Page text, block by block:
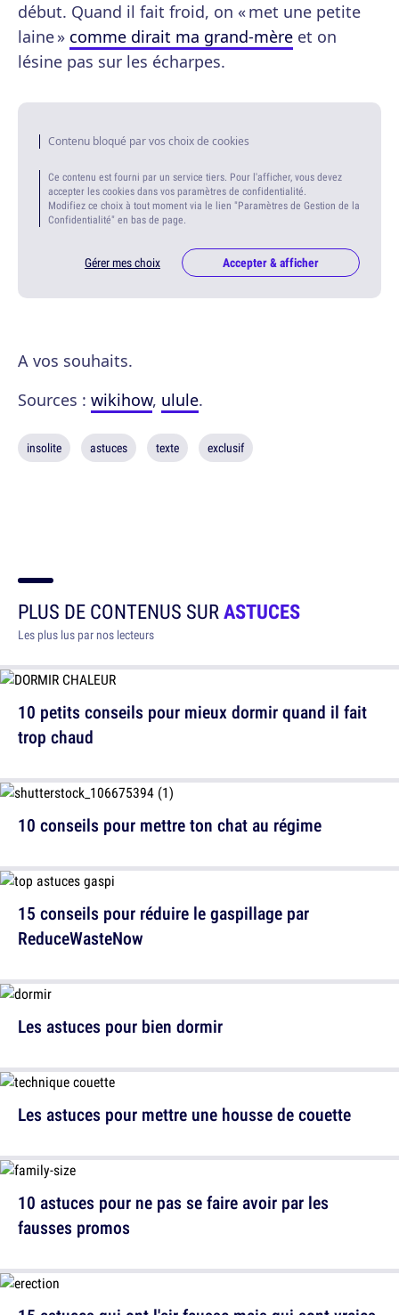
début. Quand il fait froid, on « met une petite
laine » comme dirait ma grand-mère et on
lésine pas sur les écharpes.
Contenu bloqué par vos choix de cookies
Ce contenu est fourni par un service tiers. Pour l'afficher, vous devez
accepter les cookies dans vos paramètres de confidentialité.
Modifiez ce choix à tout moment via le lien "Paramètres de Gestion de la
Confidentialité" en bas de page.
Gérer mes choix Accepter & afficher
A vos souhaits.
Sources : wikihow, ulule.
insolite astuces texte exclusif
PLUS DE CONTENUS SURASTUCES
Les plus lus par nos lecteurs
10 petits conseils pour mieux dormir quand il fait
trop chaud
15 conseils pour réduire le gaspillage par
ReduceWasteNow
Les astuces pour mettre une housse de couette
10 conseils pour mettre ton chat au régime
Les astuces pour bien dormir
10 astuces pour ne pas se faire avoir par les
fausses promos